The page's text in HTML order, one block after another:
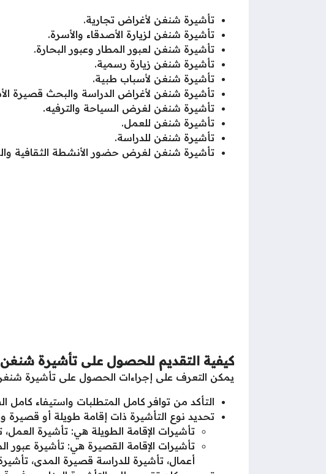
تأشيرة شنغن لأغراض تجارية.
تأشيرة شنغن لزيارة الأصدقاء والأسرة.
تأشيرة شنغن لعبور المطار وعبور البحارة.
تأشيرة شنغن زيارة رسمية.
تأشيرة شنغن لأسباب طبية.
تأشيرة شنغن لأغراض الدراسة والبحث قصيرة
تأشيرة شنغن لغرض السياحة والترفيه.
تأشيرة شنغن للعمل.
تأشيرة شنغن للدراسة.
تأشيرة شنغن لغرض حضور الأنشطة الثقافية
كيفية التقديم للحصول على تأشيرة
يمكن التعرف على إجراءات الحصول على تأشيرة
التأكد من توافر كامل المتطلبات واستيفاء كامل
تحديد نوع التأشيرة ذات إقامة طويلة أو قصيرة
تأشيرات الإقامة الطويلة هي: تأشيرة
تأشيرات الإقامة القصيرة هي: تأشيرة عبور
أعمال، تأشيرة للدراسة قصيرة المدى،